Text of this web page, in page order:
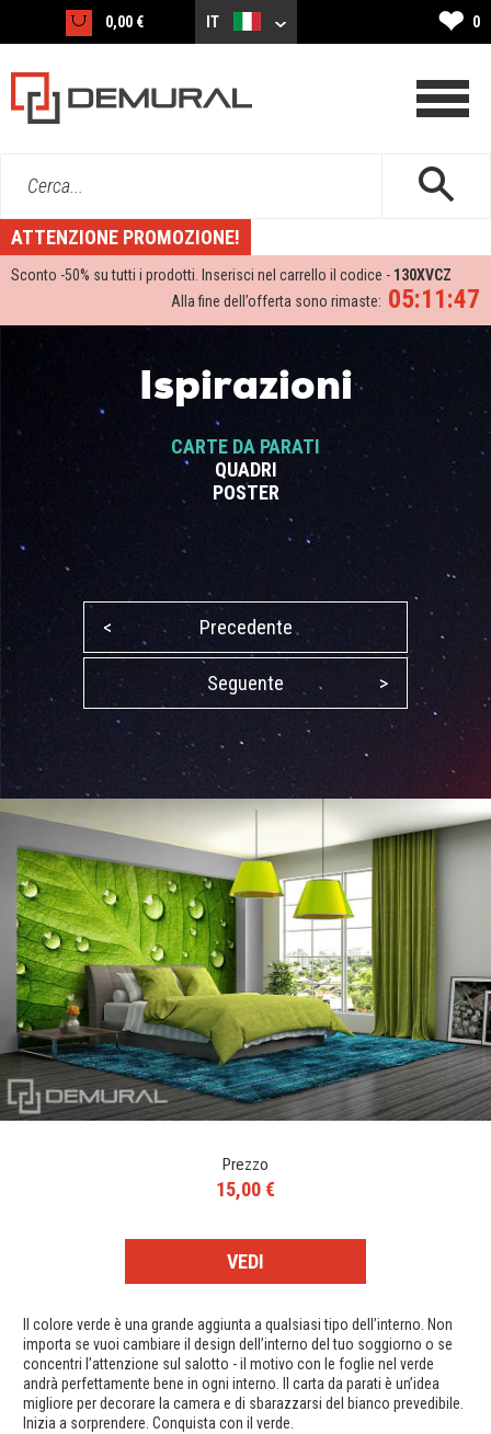
0,00 € IT ❤ 0
Cerca...
ATTENZIONE PROMOZIONE!
Sconto -50% su tutti i prodotti. Inserisci nel carrello il codice - 130XVCZ
05:11:47
Alla fine dell’offerta sono rimaste:
Ispirazioni
CARTE DA PARATI
QUADRI
POSTER
< Precedente
Seguente >
Prezzo
15,00 €
VEDI
Il colore verde è una grande aggiunta a qualsiasi tipo dell’interno. Non
importa se vuoi cambiare il design dell’interno del tuo soggiorno o se
concentri l’attenzione sul salotto - il motivo con le foglie nel verde
andrà perfettamente bene in ogni interno. Il carta da parati è un’idea
migliore per decorare la camera e di sbarazzarsi del bianco prevedibile.
Inizia a sorprendere. Conquista con il verde.